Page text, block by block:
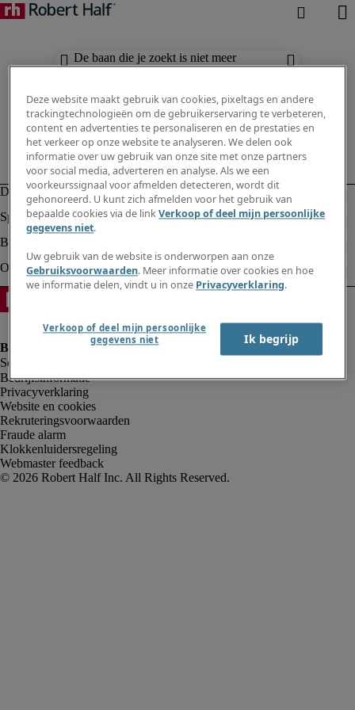
De baan die je zoekt is niet meer
beschikbaar. Zie vergelijkbare resultaten
Bedrijfsinformatie
Privacyverklaring
Website en cookies
Rekruteringsvoorwaarden
Fraude alarm
Klokkenluidersregeling
Webmaster feedback
Deze website maakt gebruik van cookies, pixeltags en andere
trackingtechnologieën om de gebruikerservaring te verbeteren,
content en advertenties te personaliseren en de prestaties en
het verkeer op onze website te analyseren. We delen ook
informatie over uw gebruik van onze site met onze partners
voor social media, adverteren en analyse. Als we een
voorkeurssignaal voor afmelden detecteren, wordt dit
gehonoreerd. U kunt zich afmelden voor het gebruik van
bepaalde cookies via de linkVerkoop of deel mijn persoonlijke
gegevens niet.
Uw gebruik van de website is onderworpen aan onze
Gebruiksvoorwaarden. Meer informatie over cookies en hoe
we informatie delen, vindt u in onze Privacyverklaring.
Verkoop of deel mijn persoonlijke
gegevens niet
Ik begrijp